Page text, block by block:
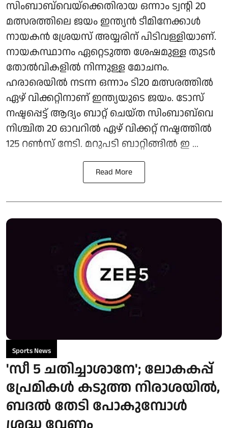
സിംബാബ്‌വെയ്ക്കെതിരായ ഒന്നാം ട്വന്റി 20
മത്സരത്തിലെ ജയം ഇന്ത്യന്‍ ടീമിനേക്കാള്‍
നായകന്‍ ശ്രേയസ് അയ്യരിന് പിടിവള്ളിയാണ്.
നായകസ്ഥാനം ഏറ്റെടുത്ത ശേഷമുള്ള തുടര്‍
തോല്‍വികളില്‍ നിന്നുള്ള മോചനം.
ഹരാരെയില്‍ നടന്ന ഒന്നാം ടി20 മത്സരത്തില്‍
ഏഴ് വിക്കറ്റിനാണ് ഇന്ത്യയുടെ ജയം. ടോസ്
നഷ്ടപ്പെട്ട് ആദ്യം ബാറ്റ് ചെയ്ത സിംബാബ്‌വെ
നിശ്ചിത 20 ഓവറില്‍ ഏഴ് വിക്കറ്റ് നഷ്ടത്തില്‍
125 റണ്‍സ് നേടി. മറുപടി ബാറ്റിങ്ങില്‍ ഇ ...
Read More
Sports News
'സീ 5 ചതിച്ചാശാനേ'; ലോകകപ്പ്
പ്രേമികൾ കടുത്ത നിരാശയിൽ,
ബദൽ തേടി പോകുമ്പോൾ